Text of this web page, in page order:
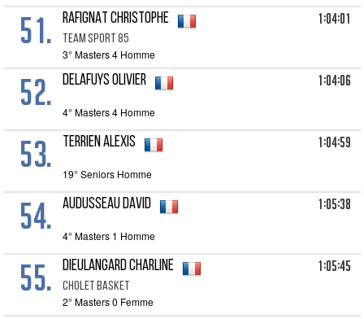
51. RAFIGNAT Christophe
TEAM SPORT 85
1:04:01
3° Masters 4 Homme
52. DELAFUYS Olivier 1:04:06
4° Masters 4 Homme
53. TERRIEN Alexis 1:04:59
19° Seniors Homme
54. AUDUSSEAU David 1:05:38
4° Masters 1 Homme
55. DIEULANGARD Charline
CHOLET BASKET
1:05:45
2° Masters 0 Femme